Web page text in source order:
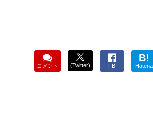
コメント (Twitter) FB
B!
Hatena